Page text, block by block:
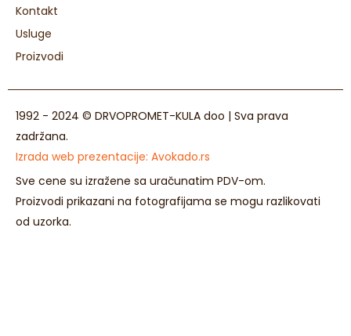
Kontakt
Usluge
Proizvodi
1992 - 2024 © DRVOPROMET-KULA doo | Sva prava
zadržana.
Izrada web prezentacije: Avokado.rs
Sve cene su izražene sa uračunatim PDV-om.
Proizvodi prikazani na fotografijama se mogu razlikovati
od uzorka.